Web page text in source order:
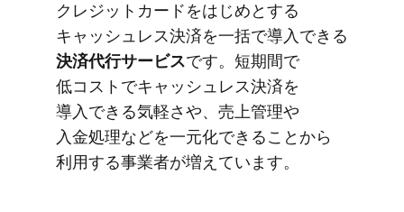
クレジットカードを​はじめと​する​
キャッシュレス決済を​一括で​導入できる
決済代行サービスです。​短期間で​
低コストで​キャッシュレス決済を​
導入できる​気軽さや、​売上管理や​
入金処理などを​一元化できる​ことから​
利用する​事業者が​増えています。